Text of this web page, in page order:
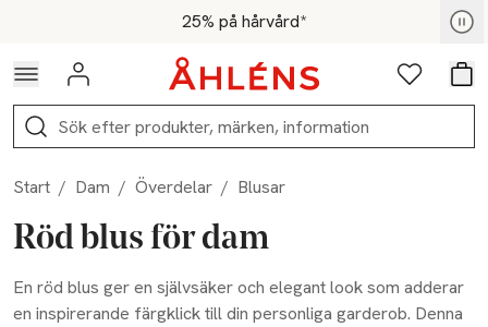
Hoppa till navigationsmenyn25% på hårvård*
För medlemmar - Shoppa nu
Logga in Favoriter
Sök
Start / Dam / Överdelar / Blusar
Röd blus för dam
En röd blus ger en självsäker och elegant look som adderar
en inspirerande färgklick till din personliga garderob. Denna